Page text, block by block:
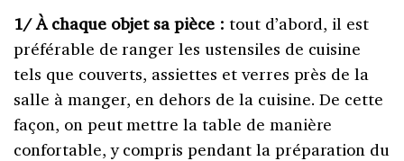
1/ À chaque objet sa pièce : tout d’abord, il est
préférable de ranger les ustensiles de cuisine
tels que couverts, assiettes et verres près de la
salle à manger, en dehors de la cuisine. De cette
façon, on peut mettre la table de manière
confortable, y compris pendant la préparation du